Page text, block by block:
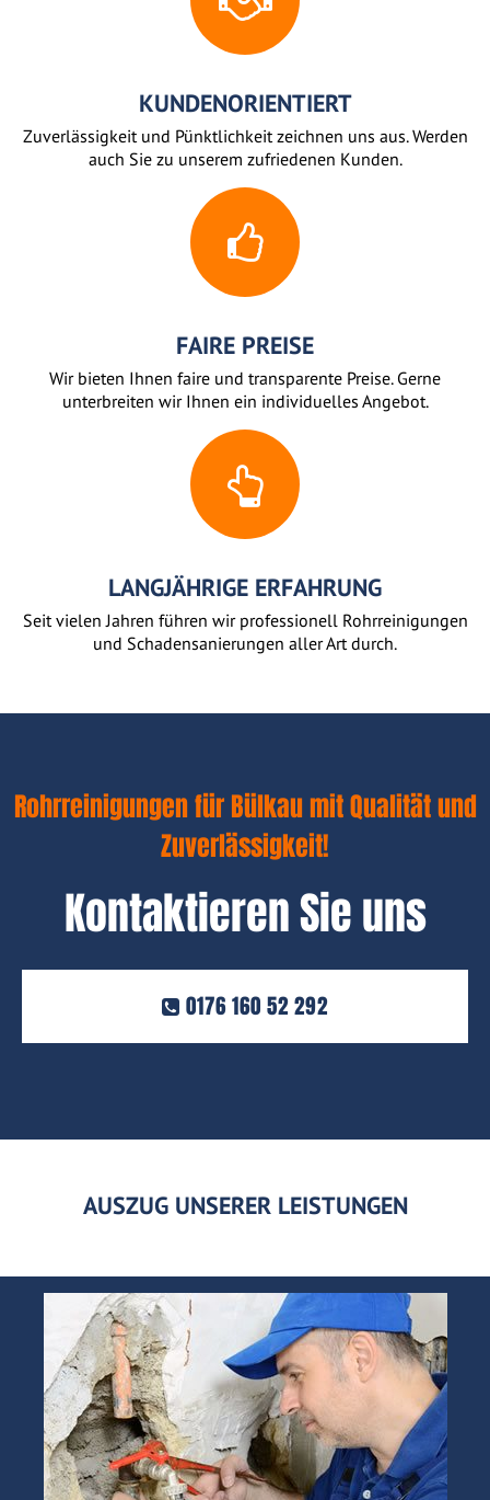
KUNDENORIENTIERT
Zuverlässigkeit und Pünktlichkeit zeichnen uns aus. Werden
auch Sie zu unserem zufriedenen Kunden.
FAIRE PREISE
Wir bieten Ihnen faire und transparente Preise. Gerne
unterbreiten wir Ihnen ein individuelles Angebot.
LANGJÄHRIGE ERFAHRUNG
Seit vielen Jahren führen wir professionell Rohrreinigungen
und Schadensanierungen aller Art durch.
Rohrreinigungen für Bülkau mit Qualität und
Zuverlässigkeit!
Kontaktieren Sie uns
0176 160 52 292
AUSZUG UNSERER LEISTUNGEN